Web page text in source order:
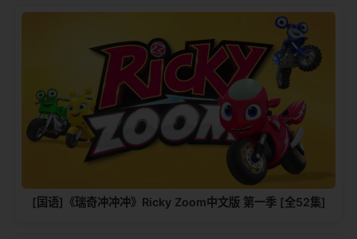
[国语]《瑞奇冲冲冲》Ricky Zoom中文版 第一季 [全52集]